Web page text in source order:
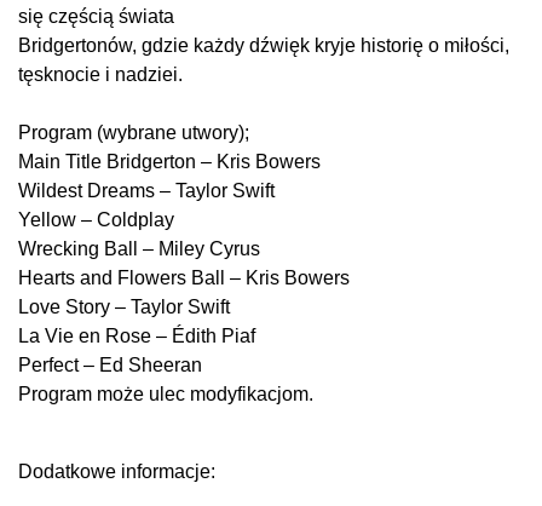
się częścią świata
Bridgertonów, gdzie każdy dźwięk kryje historię o miłości,
tęsknocie i nadziei.
Program (wybrane utwory);
Main Title Bridgerton – Kris Bowers
Wildest Dreams – Taylor Swift
Yellow – Coldplay
Wrecking Ball – Miley Cyrus
Hearts and Flowers Ball – Kris Bowers
Love Story – Taylor Swift
La Vie en Rose – Édith Piaf
Perfect – Ed Sheeran
Program może ulec modyfikacjom.
Dodatkowe informacje: